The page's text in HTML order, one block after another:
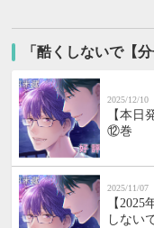
「酷くしないで【
2025/12/10
【本日
⑫巻
2025/11/07
【
しない